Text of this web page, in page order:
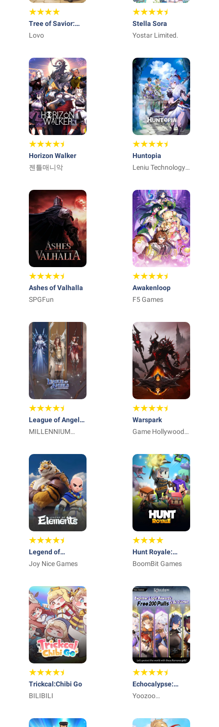
Tree of Savior:
NEO
Lovo
Stella Sora
Yostar Limited.
Horizon Walker
젠틀매니악
Huntopia
Leniu Technology
Ashes of Valhalla
SPGFun
Awakenloop
F5 Games
League of Angels:
Return
MILLENNIUM
ENTERTAINMENT
PTE. LTD
Warspark
Game Hollywood
Limited
Legend of
Elements
Joy Nice Games
Hunt Royale:
Action RPG Battle
BoomBit Games
Trickcal:Chibi Go
BILIBILI
Echocalypse:
Scarlet Covenant
Yoozoo
Ltd